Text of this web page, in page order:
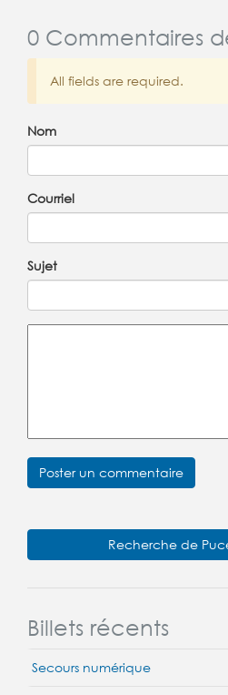
0 Commentaires
All fields are required.
Nom
Courriel
Sujet
Recherche de
Billets récents
Secours numérique